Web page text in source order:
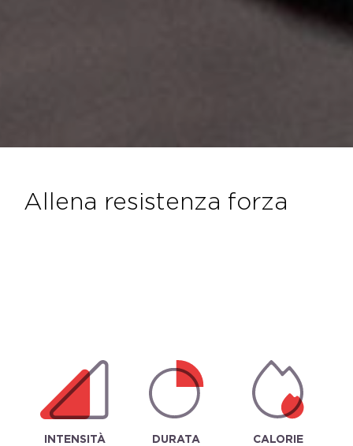
allena resistenza forza
INTENSITÀ
DURATA
CALORIE